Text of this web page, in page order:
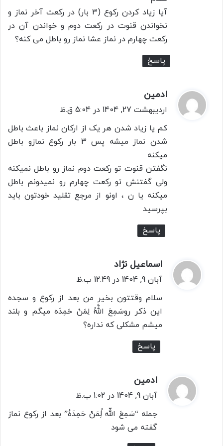
:
آیا زیاد کردن رکوع (۳ بار) در رکعت آخر نماز و
نخواندن قنوت در رکعت دوم و خواندن آن در
رکعت چهارم در نماز عشا نماز رو باطل می کنه؟
پاسخ
ادمین
ف
:
اردیبهشت 27, 1404 در 5:04 ق.ظ
کم یا زیاد شدن هر یک از ارکان نماز باعث باطل
شدن نماز میشه پس 3 بار رکوع نمازو باطل
میکنه
نگفتن قنوت تو رکعت دوم نماز رو باطل نمیکنه
ولی گفتنش تو رکعت چهارم رو نمیدونم باطل
میکنه یا ن ، اونو از مرجع تقلید خودتون باید
بپرسید
پاسخ
اسماعیل نژاد
آبان 9, 1404 در 12:49 ب.ظ
سلام وقتتون بخیر من بعد از رکوع و سجده
این ذکر روسَمِعَ‌ اللَّهُ لِمَنْ حَمِدَه‌ میگم و بلند
میشم مشکلی که نداره؟
پاسخ
ادمین
ف
آبان 9, 1404 در 1:02 ب.ظ
جمله “سَمِعَ اللّه ُلِمَنْ حَمِدَهُ” بعد از رکوع نماز
گفته می شود